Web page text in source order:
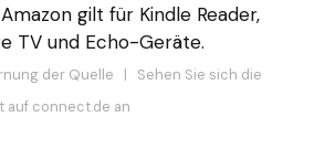
gilt für Kindle Reader,
TV und Echo-Geräte.
der Quelle | Sehen Sie sich die
auf connect.de an